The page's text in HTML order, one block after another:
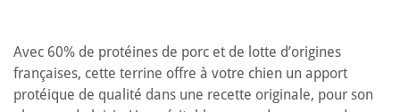
Avec 60% de protéines de porc et de lotte d’origines
françaises, cette terrine offre à votre chien un apport
protéique de qualité dans une recette originale, pour son